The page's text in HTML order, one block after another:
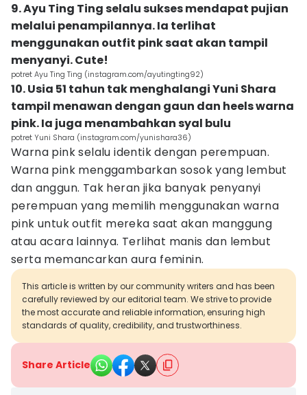
9. Ayu Ting Ting selalu sukses mendapat pujian
melalui penampilannya. Ia terlihat
menggunakan outfit pink saat akan tampil
menyanyi. Cute!
potret Ayu Ting Ting (instagram.com/ayutingting92)
10. Usia 51 tahun tak menghalangi Yuni Shara
tampil menawan dengan gaun dan heels warna
pink. Ia juga menambahkan syal bulu
potret Yuni Shara (instagram.com/yunishara36)
Warna pink selalu identik dengan perempuan.
Warna pink menggambarkan sosok yang lembut
dan anggun. Tak heran jika banyak penyanyi
perempuan yang memilih menggunakan warna
pink untuk outfit mereka saat akan manggung
atau acara lainnya. Terlihat manis dan lembut
serta memancarkan aura feminin.
This article is written by our community writers and has been
carefully reviewed by our editorial team. We strive to provide
the most accurate and reliable information, ensuring high
standards of quality, credibility, and trustworthiness.
Share Article